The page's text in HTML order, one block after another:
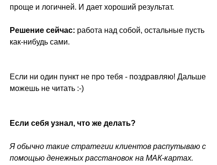
проще и логичней. И дает хороший результат.
Решение сейчас: работа над собой, остальные пусть
как-нибудь сами.
Если ни один пункт не про тебя - поздравляю! Дальше
можешь не читать :-)
Если себя узнал, что же делать?
Я обычно такие стратегии клиентов распутываю с
помощью денежных расстановок на МАК-картах.